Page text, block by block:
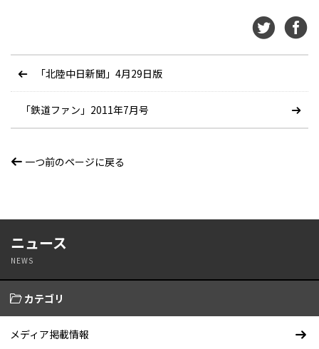
「北陸中日新聞」4月29日版
「鉄道ファン」2011年7月号
一つ前のページに戻る
ニュース
NEWS
カテゴリ
メディア掲載情報